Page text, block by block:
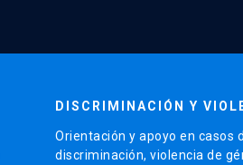
DISCRIMINACIÓN Y
Orientación y apoyo en casos
discriminación, violencia de